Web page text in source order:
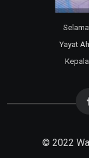
Yayat
© 2022